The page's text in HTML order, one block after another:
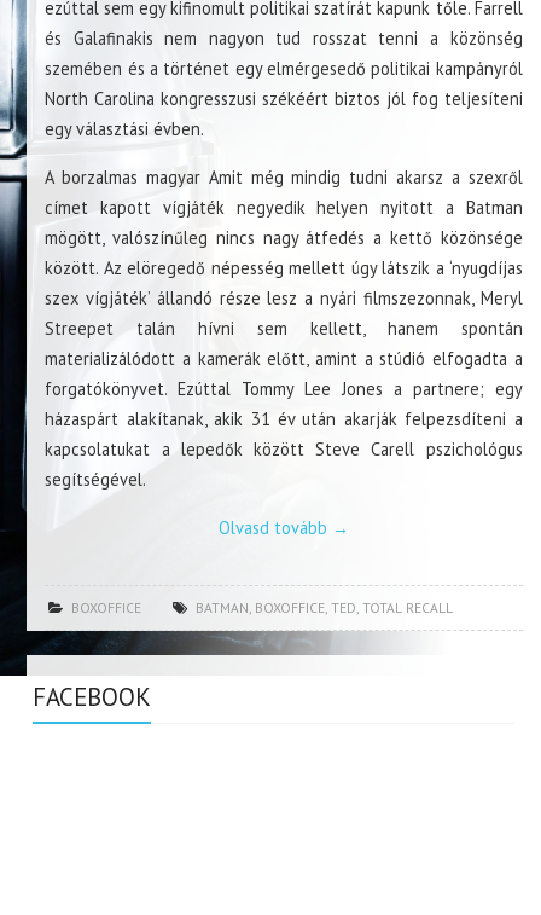
ezúttal sem egy kifinomult politikai szatírát kapunk tőle. Farrell
és Galafinakis nem nagyon tud rosszat tenni a közönség
szemében és a történet egy elmérgesedő politikai kampányról
North Carolina kongresszusi székéért biztos jól fog teljesíteni
egy választási évben.
A borzalmas magyar Amit még mindig tudni akarsz a szexről
címet kapott vígjáték negyedik helyen nyitott a Batman
mögött, valószínűleg nincs nagy átfedés a kettő közönsége
között. Az elöregedő népesség mellett úgy látszik a ‘nyugdíjas
szex vígjáték’ állandó része lesz a nyári filmszezonnak, Meryl
Streepet talán hívni sem kellett, hanem spontán
materializálódott a kamerák előtt, amint a stúdió elfogadta a
forgatókönyvet. Ezúttal Tommy Lee Jones a partnere; egy
házaspárt alakítanak, akik 31 év után akarják felpezsdíteni a
kapcsolatukat a lepedők között Steve Carell pszichológus
segítségével.
Olvasd tovább →
BOXOFFICE BATMAN, BOXOFFICE,TED,TOTAL RECALL
FACEBOOK